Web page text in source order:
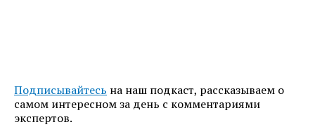
Подписывайтесь на наш подкаст, рассказываем о
самом интересном за день с комментариями
экспертов.